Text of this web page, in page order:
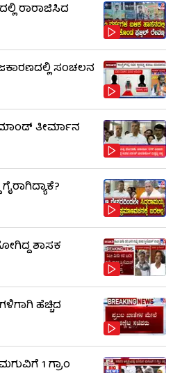
ರಾರಾಜಿಸಿದ
ಸಂಚಲನ
ತೀರ್ಮಾನ
ಶಾಸಕ
ಹೆಚ್ಚಿದ
1 ಗ್ರಾಂ